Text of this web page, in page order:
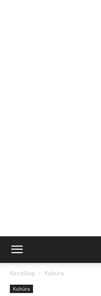
Kezdőlap Kultúra
Kultúra